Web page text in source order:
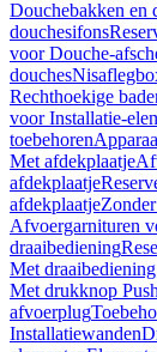
Douchebakken en
douchesifons
voor Douche-
douches
Rechthoekige
voor Installatie-
toebehoren
Met afdekplaatje
afdekplaatje
afdekplaatje
Afvoergarnituren
draaibediening
Met
Met drukknop
afvoerplug
Installatiewanden